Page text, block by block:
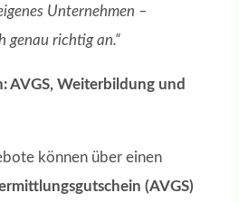
Unternehmen –
genau richtig an.“
AVGS, Weiterbildung und
können über einen
(AVGS)